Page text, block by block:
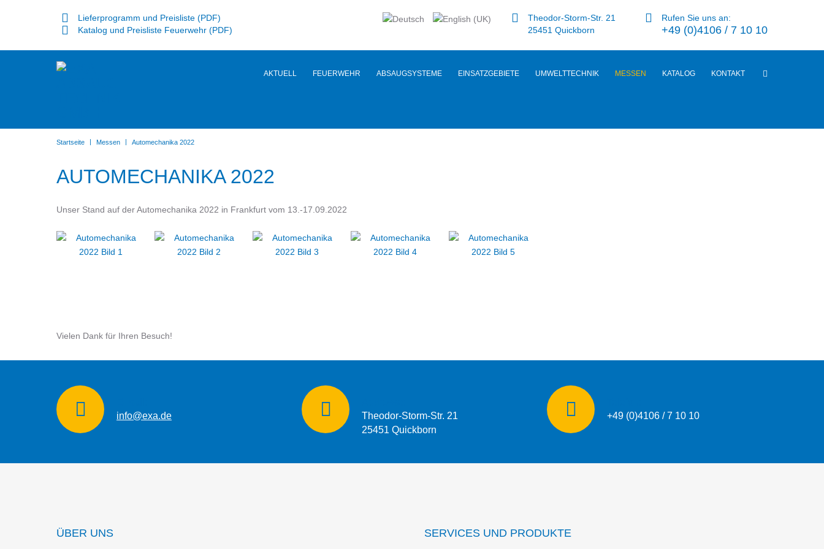
Rufen Sie uns an:
+49 (0)4106 / 7 10 10
Lieferprogramm und Preisliste (PDF)
Katalog und Preisliste Feuerwehr (PDF)
Theodor-Storm-Str. 21
25451 Quickborn
AKTUELL FEUERWEHR ABSAUGSYSTEME EINSATZGEBIETE UMWELTTECHNIK MESSEN KATALOG KONTAKT
Startseite | Messen | Automechanika 2022
AUTOMECHANIKA 2022
Unser Stand auf der Automechanika 2022 in Frankfurt vom 13.-17.09.2022
Vielen Dank für Ihren Besuch!
info@exa.de
Theodor-Storm-Str. 21
25451 Quickborn
+49 (0)4106 / 7 10 10
ÜBER UNS SERVICES UND PRODUKTE